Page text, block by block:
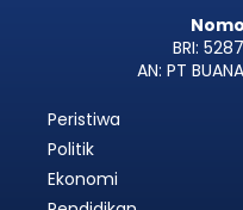
BRI:
AN: PT
Peristiwa
Politik
Ekonomi